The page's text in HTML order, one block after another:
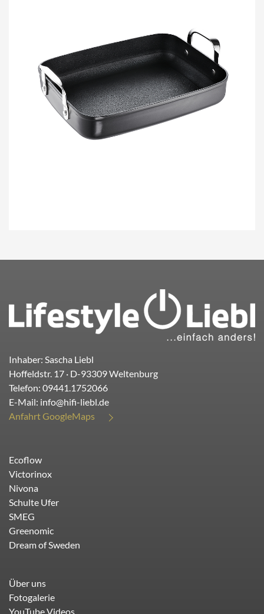
Inhaber: Sascha Liebl
Hoffeldstr. 17 · D-93309Weltenburg
Telefon: 09441.1752066
E-Mail: info@hifi-liebl.de
Anfahrt GoogleMaps
Ecoflow
Victorinox
Nivona
Schulte Ufer
SMEG
Greenomic
Dream of Sweden
Über uns
Fotogalerie
YouTube Videos